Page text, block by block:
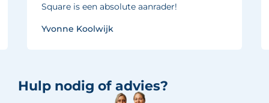
Square is een absolute aanrader!
Yvonne Koolwijk
Hulp nodig of advies?